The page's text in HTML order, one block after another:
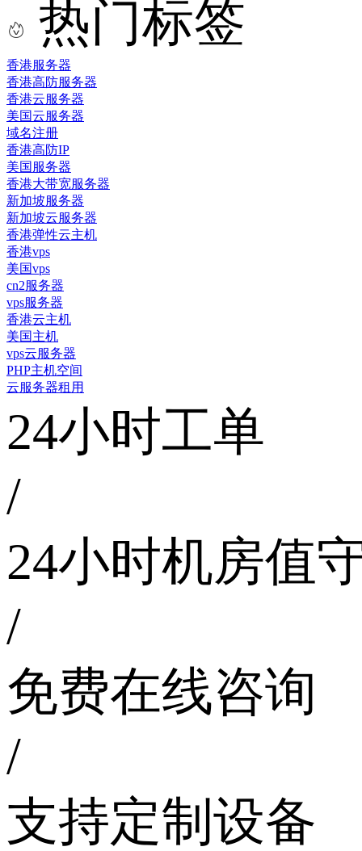
热门标签
香港服务器
香港高防服务器
香港云服务器
美国云服务器
域名注册
香港高防IP
美国服务器
香港大带宽服务器
新加坡服务器
新加坡云服务器
香港弹性云主机
香港vps
美国vps
cn2服务器
vps服务器
香港云主机
美国主机
vps云服务器
PHP主机空间
云服务器租用
24小时工单
/
24小时机房值
/
免费在线咨询
/
支持定制设备